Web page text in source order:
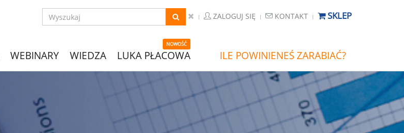
ZALOGUJ SIĘ KONTAKT SKLEP
WEBINARY WIEDZA
NOWOŚĆ
LUKA PŁACOWA ILE POWINIENEŚ ZARABIAĆ?